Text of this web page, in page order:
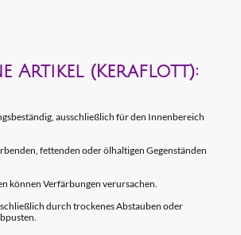
Artikel (Keraflott):
ausschließlich für den Innenbereich
fettenden oder ölhaltigen Gegenständen
können Verfärbungen verursachen.
durch trockenes Abstauben oder